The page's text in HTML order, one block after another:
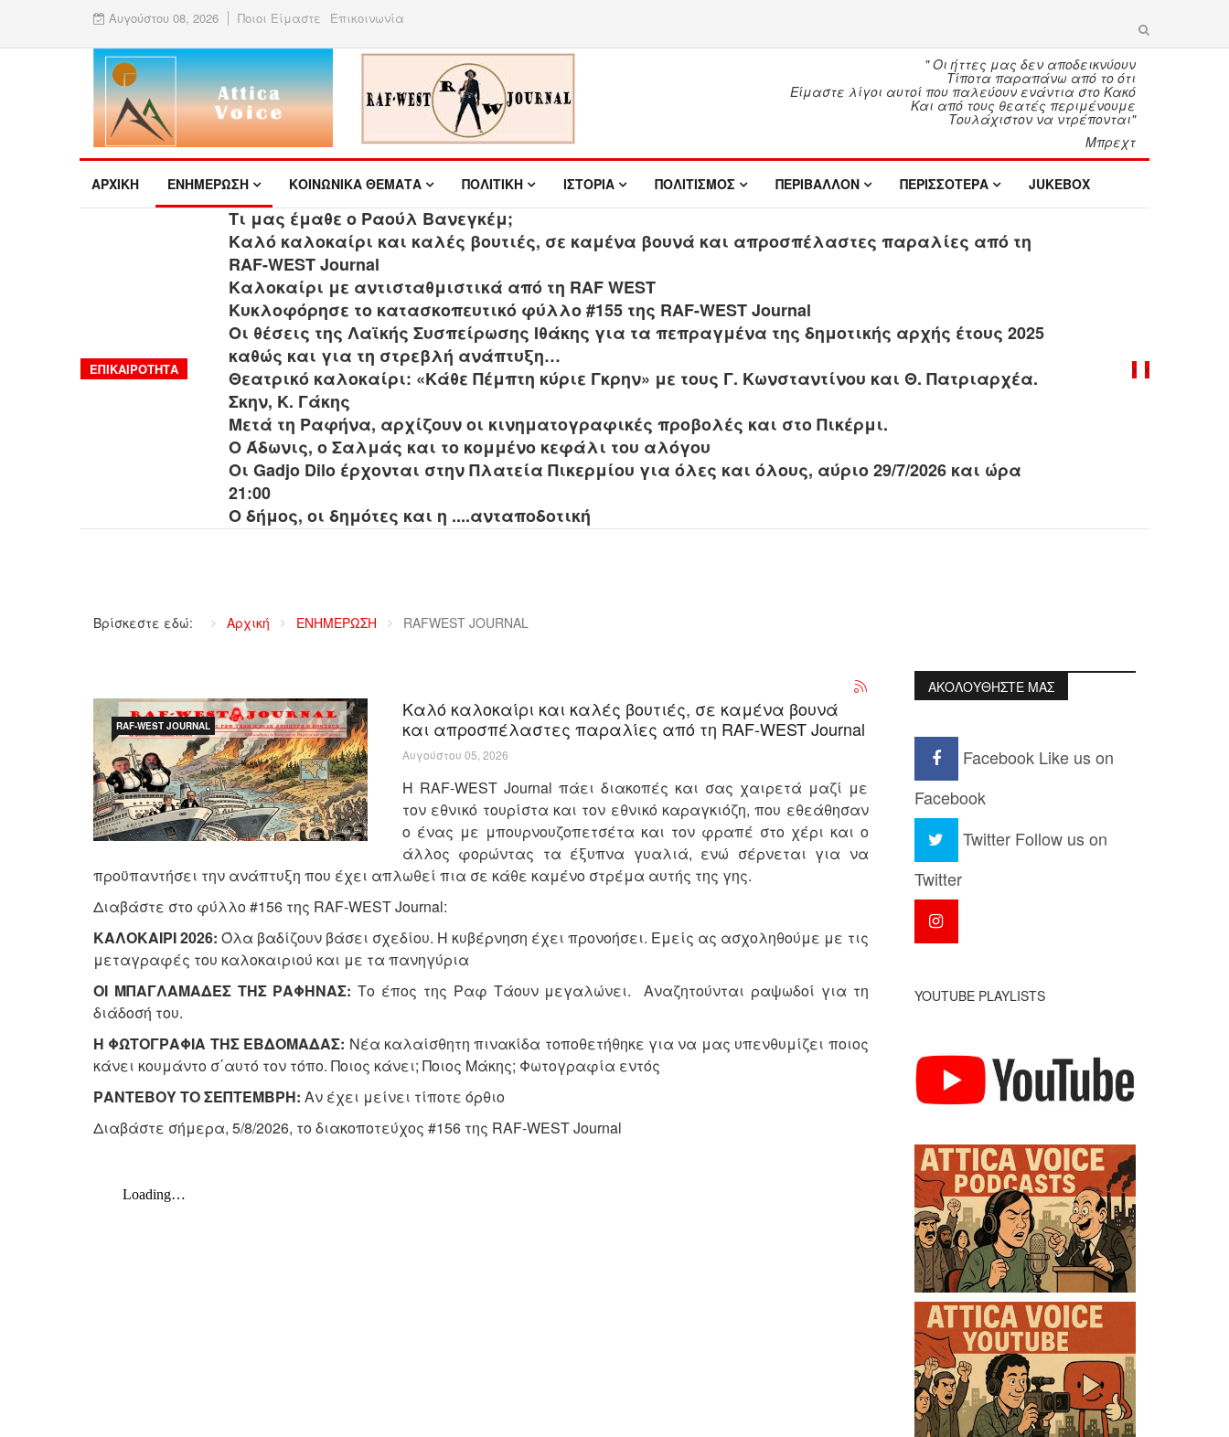
Αυγούστου 08, 2026 Ποιοι Είμαστε Επικοινωνία
" Οι ήττες μας δεν αποδεικνύουν
Τίποτα παραπάνω από το ότι
Είμαστε λίγοι αυτοί που παλεύουν ενάντια στο Κακό
Και από τους θεατές περιμένουμε
Τουλάχιστον να ντρέπονται"
Μπρεχτ
ΑΡΧΙΚΉ ΕΝΗΜΕΡΩΣΗ ΚΟΙΝΩΝΙΚΑ ΘΕΜΑΤΑ ΠΟΛΙΤΙΚΗ ΙΣΤΟΡΙΑ ΠΟΛΙΤΙΣΜΟΣ ΠΕΡΙΒΑΛΛΟΝ ΠΕΡΙΣΣΟΤΕΡΑ JUKEBOX
ΕΠΙΚΑΙΡΌΤΗΤΑ
Τι μας έμαθε ο Ραούλ Βανεγκέμ;
Καλό καλοκαίρι και καλές βουτιές, σε καμένα βουνά και απροσπέλαστες παραλίες από τη
RAF-WEST Journal
Καλοκαίρι με αντισταθμιστικά από τη RAF WEST
Κυκλοφόρησε το κατασκοπευτικό φύλλο #155 της RAF-WEST Journal
Οι θέσεις της Λαϊκής Συσπείρωσης Ιθάκης για τα πεπραγμένα της δημοτικής αρχής έτους 2025
καθώς και για τη στρεβλή ανάπτυξη…
Θεατρικό καλοκαίρι: «Κάθε Πέμπτη κύριε Γκρην» με τους Γ. Κωνσταντίνου και Θ. Πατριαρχέα.
Σκην, Κ. Γάκης
Μετά τη Ραφήνα, αρχίζουν οι κινηματογραφικές προβολές και στο Πικέρμι.
Ο Άδωνις, ο Σαλμάς και το κομμένο κεφάλι του αλόγου
Οι Gadjo Dilo έρχονται στην Πλατεία Πικερμίου για όλες και όλους, αύριο 29/7/2026 και ώρα
21:00
Ο δήμος, οι δημότες και η ....ανταποδοτική
Βρίσκεστε εδώ: Αρχική ΕΝΗΜΕΡΩΣΗ RAFWEST JOURNAL
RAF-WEST JOURNAL
Καλό καλοκαίρι και καλές βουτιές, σε καμένα βουνά
και απροσπέλαστες παραλίες από τη RAF-WEST Journal
Αυγούστου 05, 2026
Η RAF-WEST Journal πάει διακοπές και σας χαιρετά μαζί με
τον εθνικό τουρίστα και τον εθνικό καραγκιόζη, που εθεάθησαν
ο ένας με μπουρνουζοπετσέτα και τον φραπέ στο χέρι και ο
άλλος φορώντας τα έξυπνα γυαλιά, ενώ σέρνεται για να
προϋπαντήσει την ανάπτυξη που έχει απλωθεί πια σε κάθε καμένο στρέμα αυτής της γης.
Διαβάστε στο φύλλο #156 της RAF-WEST Journal:
ΚΑΛΟΚΑΙΡΙ 2026: Όλα βαδίζουν βάσει σχεδίου. Η κυβέρνηση έχει προνοήσει. Εμείς ας ασχοληθούμε με τις
μεταγραφές του καλοκαιριού και με τα πανηγύρια
ΟΙ ΜΠΑΓΛΑΜΑΔΕΣ ΤΗΣ ΡΑΦΗΝΑΣ: Το έπος της Ραφ Τάουν μεγαλώνει. Αναζητούνται ραψωδοί για τη
διάδοσή του.
Η ΦΩΤΟΓΡΑΦΙΑ ΤΗΣ ΕΒΔΟΜΑΔΑΣ: Νέα καλαίσθητη πινακίδα τοποθετήθηκε για να μας υπενθυμίζει ποιος
κάνει κουμάντο σ΄αυτό τον τόπο. Ποιος κάνει; Ποιος Μάκης; Φωτογραφία εντός
ΡΑΝΤΕΒΟΥ ΤΟ ΣΕΠΤΕΜΒΡΗ: Αν έχει μείνει τίποτε όρθιο
Διαβάστε σήμερα, 5/8/2026, το διακοποτεύχος #156 της RAF-WEST Journal
ΑΚΟΛΟΥΘΗΣΤΕ ΜΑΣ
Facebook Like us on
Facebook
Twitter Follow us on
Twitter
YOUTUBE PLAYLISTS